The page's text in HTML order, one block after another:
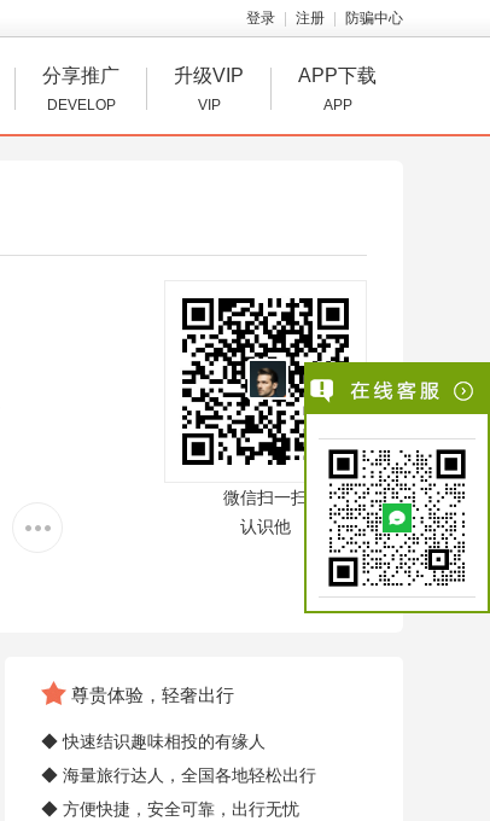
登录 注册 防骗中心
分享推广
DEVELOP
升级VIP
VIP
APP下载
APP
微信扫一扫
认识他
尊贵体验，轻奢出行
◆ 快速结识趣味相投的有缘人
◆ 海量旅行达人，全国各地轻松出行
◆ 方便快捷，安全可靠，出行无忧